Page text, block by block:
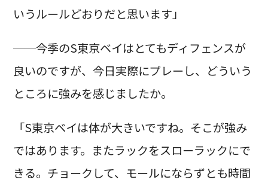
いうルールどおりだと思います」
──今季のS東京ベイはとてもディフェンスが
良いのですが、今日実際にプレーし、どういう
ところに強みを感じましたか。
「S東京ベイは体が大きいですね。そこが強み
ではあります。またラックをスローラックにで
きる。チョークして、モールにならずとも時間